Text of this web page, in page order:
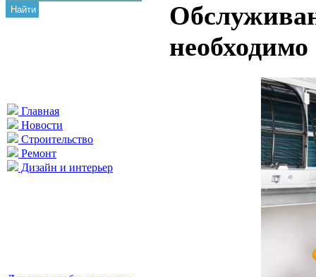
Найти
Главная
Новости
Строительство
Ремонт
Дизайн и интерьер
необходимо